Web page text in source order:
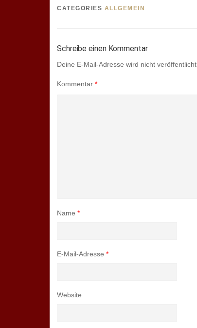
CATEGORIES ALLGEMEIN
Schreibe einen Kommentar
Deine E-Mail-Adresse wird nicht veröffentlicht.
Kommentar *
Name *
E-Mail-Adresse *
Website